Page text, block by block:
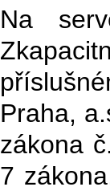
Na
Praha,
zákona
7